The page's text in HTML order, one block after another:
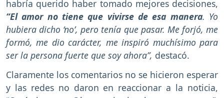
habría querido haber tomado mejores decisiones,
“El amor no tiene que vivirse de esa manera. Yo
hubiera dicho ‘no’, pero tenía que pasar. Me forjó, me
formó, me dio carácter, me inspiró muchísimo para
ser la persona fuerte que soy ahora”, destacó.
Claramente los comentarios no se hicieron esperar
y las redes no daron en reaccionar a la noticia,